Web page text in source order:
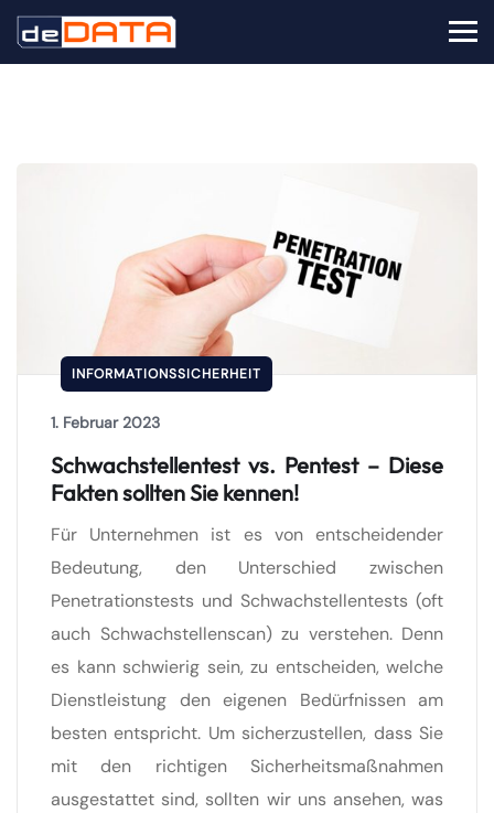
INFORMATIONSSICHERHEIT
1. Februar 2023
Schwachstellentest vs. Pentest – Diese
Fakten sollten Sie kennen!
Für Unternehmen ist es von entscheidender
Bedeutung, den Unterschied zwischen
Penetrationstests und Schwachstellentests (oft
auch Schwachstellenscan) zu verstehen. Denn
es kann schwierig sein, zu entscheiden, welche
Dienstleistung den eigenen Bedürfnissen am
besten entspricht. Um sicherzustellen, dass Sie
mit den richtigen Sicherheitsmaßnahmen
ausgestattet sind, sollten wir uns ansehen, was